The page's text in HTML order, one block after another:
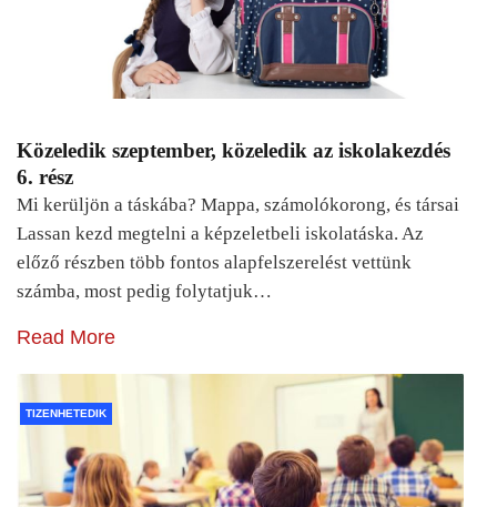
Közeledik szeptember, közeledik az iskolakezdés
6. rész
Mi kerüljön a táskába? Mappa, számolókorong, és társai
Lassan kezd megtelni a képzeletbeli iskolatáska. Az
előző részben több fontos alapfelszerelést vettünk
számba, most pedig folytatjuk…
Read More
TIZENHETEDIK